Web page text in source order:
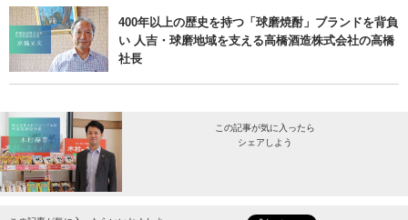
400年以上の歴史を持つ「球磨焼酎」ブランドを背負
い 人吉・球磨地域を支える高橋酒造株式会社の高橋
社長
この記事が気に入ったら
シェアしよう
最新情報をお届けします。